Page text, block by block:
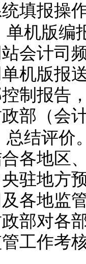
填报操
单机版编
会计司
机版报
制报告
部（会计
总结评价
各地区
驻地方
各地监
部对各
工作考